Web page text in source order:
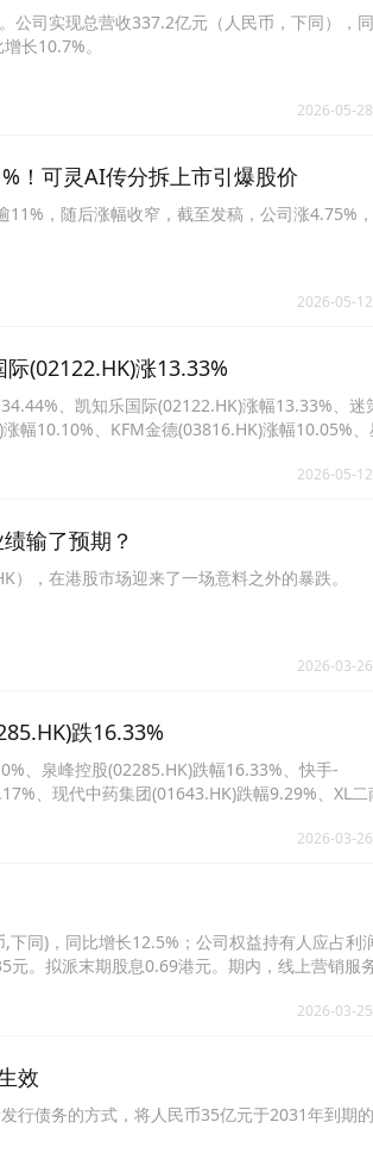
公司实现总营收337.2亿元（人民币，下同），
长10.7%。
2026-05-
！可灵AI传分拆上市引爆股价
，随后涨幅收窄，截至发稿，公司涨4.75%
2026-05-
(02122.HK)涨13.33%
、凯知乐国际(02122.HK)涨幅13.33%、迷
幅10.10%、KFM金德(03816.HK)涨幅10.05%、
2026-05-
输了预期？
，在港股市场迎来了一场意料之外的暴跌。
2026-03-
跌16.33%
、泉峰控股(02285.HK)跌幅16.33%、快手-
、现代中药集团(01643.HK)跌幅9.29%、XL二
2026-03-
同)，同比增长12.5%；公司权益持有人应占利
。拟派末期股息0.69港元。期内，线上营销服
，主要是由于公司电商业务及可灵AI业务的增
2026-03-
效
行债务的方式，将人民币35亿元于2031年到期的